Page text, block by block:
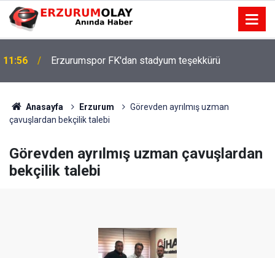
11:56 Erzurumspor FK'dan stadyum teşekkürü
Anasayfa Erzurum
Görevden ayrılmış uzman
çavuşlardan bekçilik talebi
Görevden ayrılmış uzman çavuşlardan
bekçilik talebi